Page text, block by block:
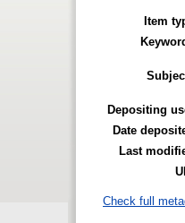
Item
Depositing
Date
Last
Check full